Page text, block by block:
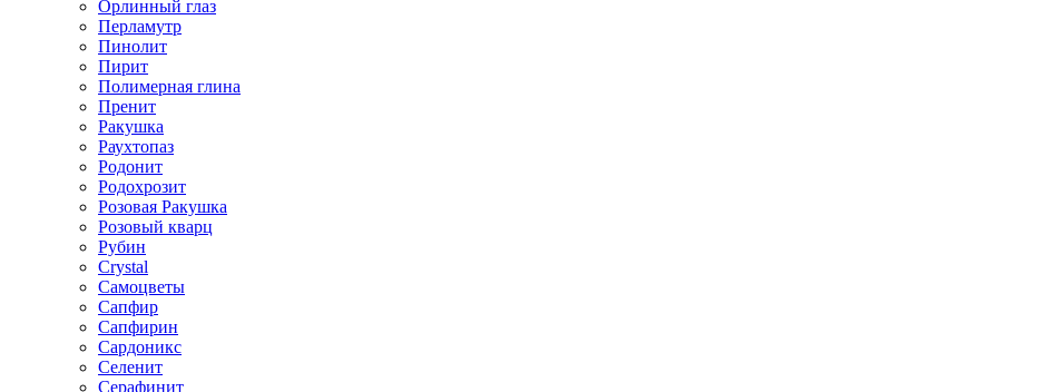
Орлинный глаз
Перламутр
Пинолит
Пирит
Полимерная глина
Пренит
Ракушка
Раухтопаз
Родонит
Родохрозит
Розовая Ракушка
Розовый кварц
Рубин
Сrystal
Самоцветы
Сапфир
Сапфирин
Сардоникс
Селенит
Серафинит